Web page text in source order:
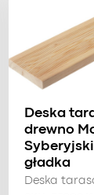
Deska
drewno
gładka
Deska